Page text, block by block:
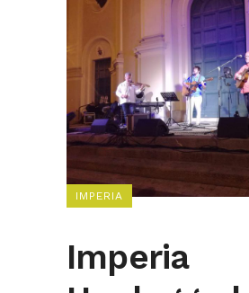
IMPERIA
Imperia